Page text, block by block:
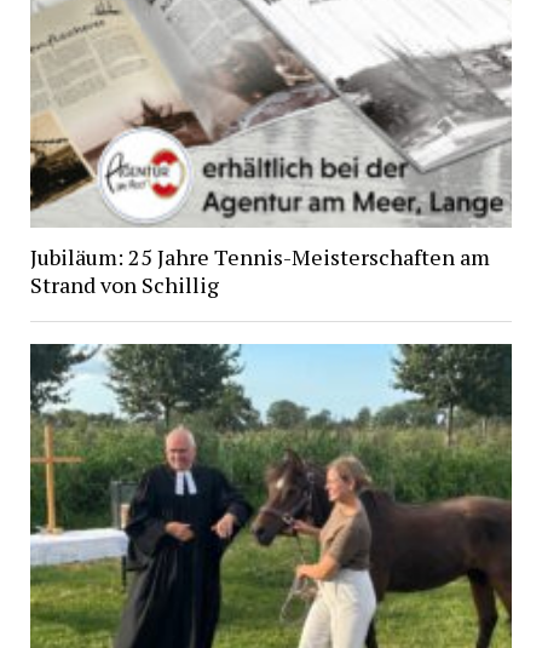
Jubiläum: 25 Jahre Tennis-Meisterschaften am
Strand von Schillig